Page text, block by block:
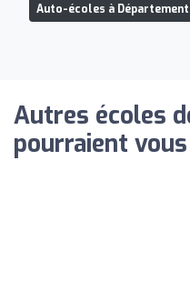
Auto-écoles à Département
Autres écoles
pourraient